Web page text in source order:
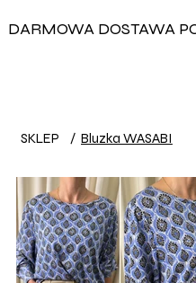
DARMOWA DOSTAWA
SKLEP / Bluzka WASABI